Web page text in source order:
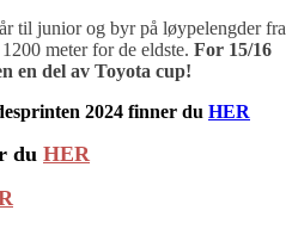
til junior og byr på løypelengder fra
meter for de eldste. For 15/16
en del av Toyota cup!
2024 finner du HER
du HER